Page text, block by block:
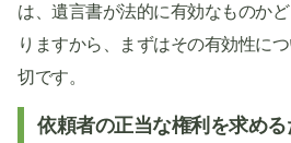
は、遺言書が法的に有効なものか
りますから、まずはその有効性に
切です。
依頼者の正当な権利を求め